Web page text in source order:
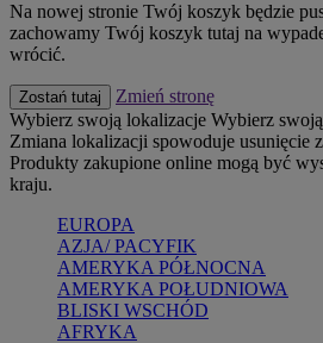
Na nowej stronie Twój koszyk będzie
zachowamy Twój koszyk tutaj na
wrócić.
Zostań tutaj
Zmień stronę
Wybierz swoją lokalizacje Wybierz
Zmiana lokalizacji spowoduje usunięcie
Produkty zakupione online mogą być
kraju.
EUROPA
AZJA/ PACYFIK
AMERYKA PÓŁNOCNA
AMERYKA POŁUDNIOWA
BLISKI WSCHÓD
AFRYKA